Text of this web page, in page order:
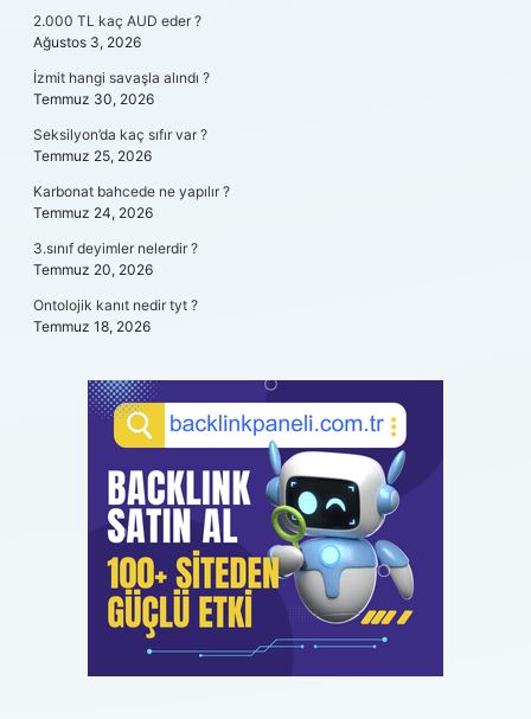
2.000 TL kaç AUD eder ?
Ağustos 3, 2026
İzmit hangi savaşla alındı ?
Temmuz 30, 2026
Seksilyon’da kaç sıfır var ?
Temmuz 25, 2026
Karbonat bahcede ne yapılır ?
Temmuz 24, 2026
3.sınıf deyimler nelerdir ?
Temmuz 20, 2026
Ontolojik kanıt nedir tyt ?
Temmuz 18, 2026